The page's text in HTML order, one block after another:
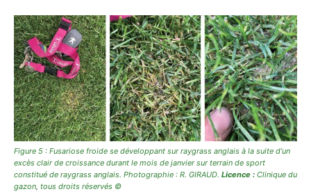
Figure 5 : Fusariose froide se développant sur raygrass anglais à la suite d’un
excès clair de croissance durant le mois de janvier sur terrain de sport
constitué de raygrass anglais. Photographie : R. GIRAUD. Licence : Clinique du
gazon, tous droits réservés ©